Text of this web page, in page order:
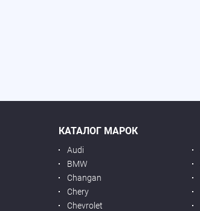
КАТАЛОГ МАРОК
Audi
BMW
Changan
Chery
Chevrolet